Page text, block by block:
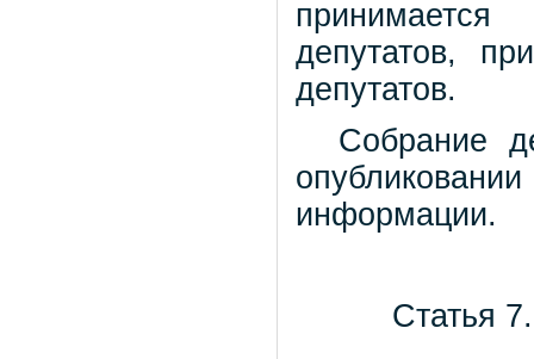
депутатов,
депутатов.
Собрание
информации.
Статья